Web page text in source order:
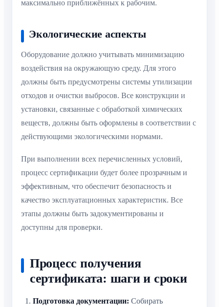
максимально приближённых к рабочим.
Экологические аспекты
Оборудование должно учитывать минимизацию
воздействия на окружающую среду. Для этого
должны быть предусмотрены системы утилизации
отходов и очистки выбросов. Все конструкции и
установки, связанные с обработкой химических
веществ, должны быть оформлены в соответствии с
действующими экологическими нормами.
При выполнении всех перечисленных условий,
процесс сертификации будет более прозрачным и
эффективным, что обеспечит безопасность и
качество эксплуатационных характеристик. Все
этапы должны быть задокументированы и
доступны для проверки.
Процесс получения
сертификата: шаги и сроки
Подготовка документации: Собирать